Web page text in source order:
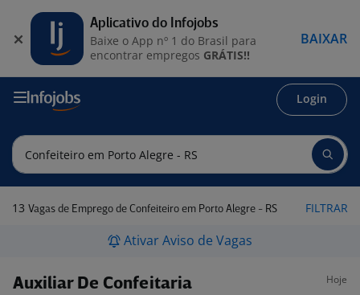
Login
13 Vagas de Emprego de Confeiteiro em Porto Alegre - RS FILTRAR
Ativar Aviso de Vagas
Auxiliar De Confeitaria Hoje
Aplicativo do Infojobs
Baixe o App nº 1 do Brasil para
encontrar empregos GRÁTIS!!
BAIXAR